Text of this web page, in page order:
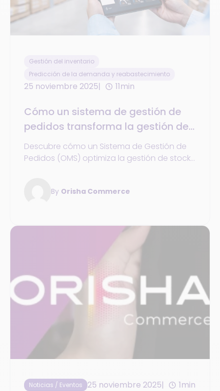
Gestión del inventario
Predicción de la demanda y reabastecimiento
25 noviembre 2025 11min
Cómo un sistema de gestión de
pedidos transforma la gestión de
stock y pedidos
Descubre cómo un Sistema de Gestión de
Pedidos (OMS) optimiza la gestión de stock,
una experiencia de cliente sin fricciones.
By Orisha Commerce
Noticias / Eventos 25 noviembre 2025 1min